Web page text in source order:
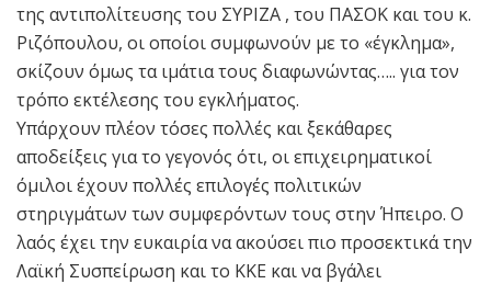
της αντιπολίτευσης του ΣΥΡΙΖΑ , του ΠΑΣΟΚ και του κ.
Ριζόπουλου, οι οποίοι συμφωνούν με το «έγκλημα»,
σκίζουν όμως τα ιμάτια τους διαφωνώντας….. για τον
τρόπο εκτέλεσης του εγκλήματος.
Υπάρχουν πλέον τόσες πολλές και ξεκάθαρες
αποδείξεις για το γεγονός ότι, οι επιχειρηματικοί
όμιλοι έχουν πολλές επιλογές πολιτικών
στηριγμάτων των συμφερόντων τους στην Ήπειρο. Ο
λαός έχει την ευκαιρία να ακούσει πιο προσεκτικά την
Λαϊκή Συσπείρωση και το ΚΚΕ και να βγάλει